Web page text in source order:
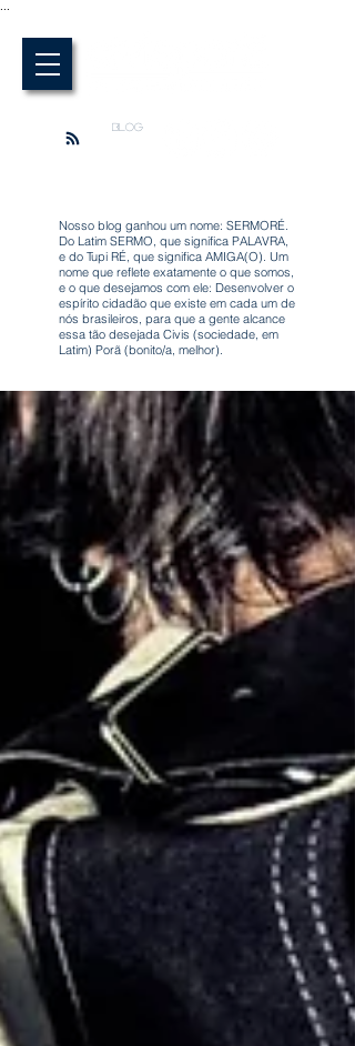
BLOG
Nosso blog ganhou um nome: SERMORÉ.
Do Latim SERMO, que significa PALAVRA,
e do Tupi RÉ, que significa AMIGA(O). Um
nome que reflete exatamente o que somos,
e o que desejamos com ele: Desenvolver o
espírito cidadão que existe em cada um de
nós brasileiros, para que a gente alcance
essa tão desejada Civis (sociedade, em
Latim) Porã (bonito/a, melhor).